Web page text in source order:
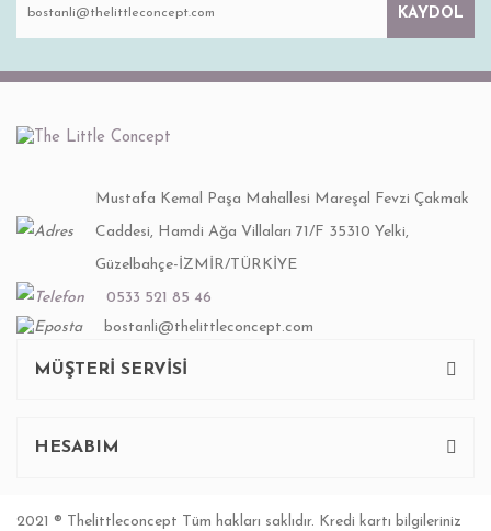
KAYDOL
Mustafa Kemal Paşa Mahallesi Mareşal Fevzi Çakmak
Caddesi, Hamdi Ağa Villaları 71/F 35310 Yelki,
Güzelbahçe-İZMİR/TÜRKİYE
0533 521 85 46
bostanli@thelittleconcept.com
MÜŞTERİ SERVİSİ
HESABIM
2021 ® Thelittleconcept Tüm hakları saklıdır. Kredi kartı bilgileriniz